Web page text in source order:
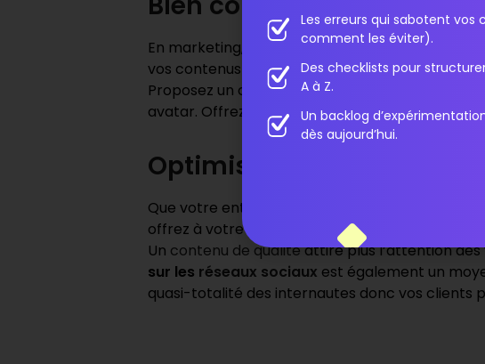
En marketing, le terme avatar désigne votre
vos contenus selon leurs besoins. Avec plus
Proposez un contenu adapté à la personnalité,
avatar. Offrez à votre public cible une
Optimiser votre visibilité
Que votre entreprise exerce en B2C ou en
offrez à votre public comme c’est lui qui est
Un contenu de qualitéattire plus l’attention
sur les réseaux sociaux est également un
quasi-totalité des internautes donc vos clients
Les erreurs qui sabotent vos
comment les éviter).
Des checklists pour
A à Z.
Un backlog
dès aujourd’hui.